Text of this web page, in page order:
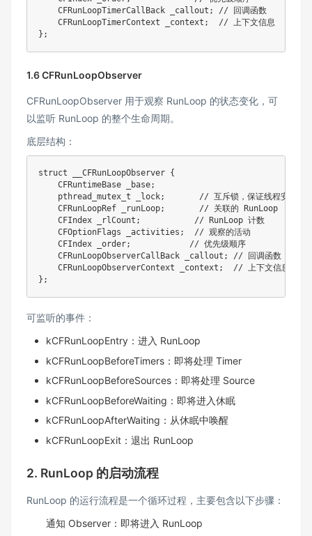
    CFRunLoopTimerCallBack _callout
;
// 回调函数
    CFRunLoopTimerContext _context
;
// 上下文信息
} ;
1.6 CFRunLoopObserver
CFRunLoopObserver 用于观察 RunLoop 的状态变化，可
以监听 RunLoop 的整个生命周期。
底层结构：
struct __CFRunLoopObserver {
    CFRuntimeBase _base
;
pthread_mutex_t _lock;
// 互斥锁，保证线程安全
    CFRunLoopRef _runLoop
;
// 关联的 RunLoop
    CFIndex _rlCount
;
// RunLoop 计数
    CFOptionFlags _activities
;
// 观察的活动
    CFIndex _order
;
// 优先级顺序
    CFRunLoopObserverCallBack _callout
;
// 回调函数
    CFRunLoopObserverContext _context
;
// 上下文信息
} ;
可监听的事件：
kCFRunLoopEntry：进入 RunLoop
kCFRunLoopBeforeTimers：即将处理 Timer
kCFRunLoopBeforeSources：即将处理 Source
kCFRunLoopBeforeWaiting：即将进入休眠
kCFRunLoopAfterWaiting：从休眠中唤醒
kCFRunLoopExit：退出 RunLoop
2. RunLoop 的启动流程
RunLoop 的运行流程是一个循环过程，主要包含以下步骤：
通知 Observer：即将进入 RunLoop